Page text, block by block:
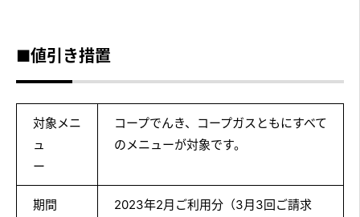
■値引き措置
対象メニ
ュ
ー
コープでんき、コープガスともにすべて
のメニューが対象です。
期間
2023年2月ご利用分（3月3回ご請求